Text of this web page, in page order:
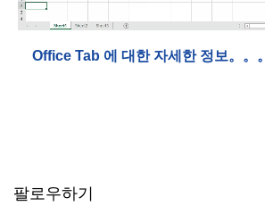
Office Tab 에 대한 자세한 정보。。。
팔로우하기